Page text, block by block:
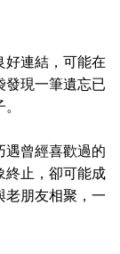
好連結，可能在
發現一筆遺忘已
遇曾經喜歡過的
終止，卻可能成
老朋友相聚，一